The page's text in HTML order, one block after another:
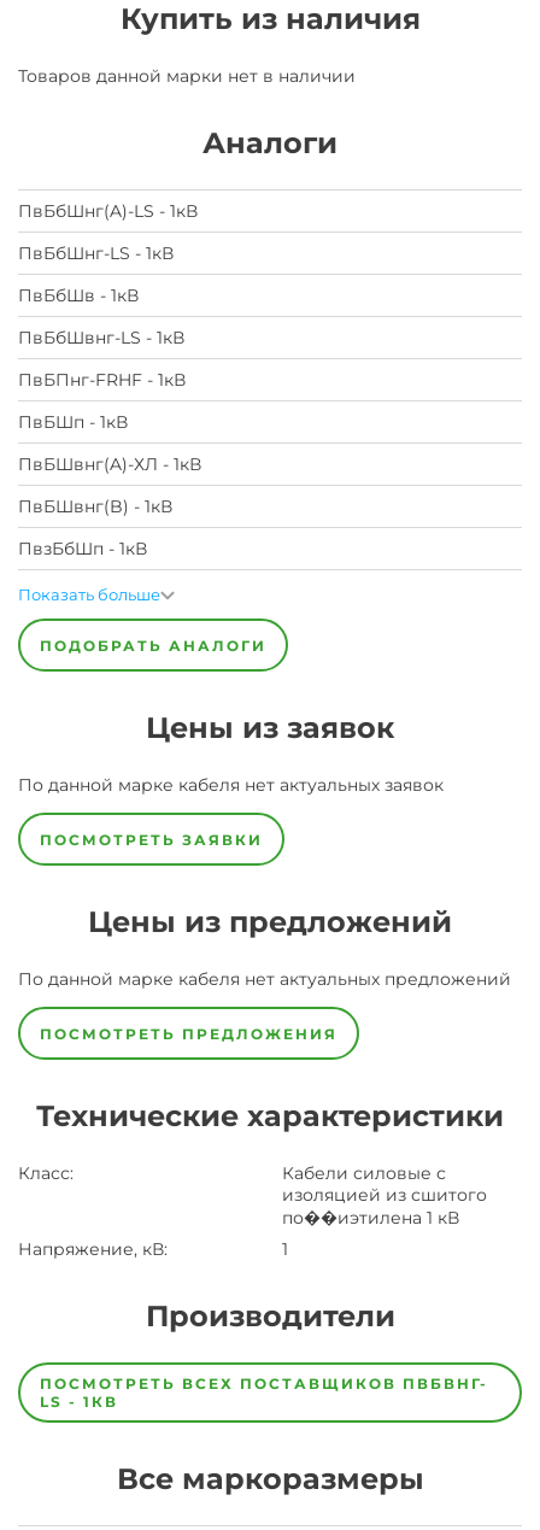
Купить из наличия
Товаров данной марки нет в наличии
Аналоги
ПвБбШнг(A)-LS - 1кВ
ПвБбШнг-LS - 1кВ
ПвБбШв - 1кВ
ПвБбШвнг-LS - 1кВ
ПвБПнг-FRHF - 1кВ
ПвБШп - 1кВ
ПвБШвнг(A)-ХЛ - 1кВ
ПвБШвнг(B) - 1кВ
ПвзБбШп - 1кВ
Показать больше
ПОДОБРАТЬ АНАЛОГИ
Цены из заявок
По данной марке кабеля нет актуальных заявок
ПОСМОТРЕТЬ ЗАЯВКИ
Цены из предложений
По данной марке кабеля нет актуальных предложений
ПОСМОТРЕТЬ ПРЕДЛОЖЕНИЯ
Технические характеристики
Класс:
Кабели силовые с
изоляцией из сшитого
по��иэтилена 1 кВ
Напряжение, кВ: 1
Производители
Завод Завод-
изготовитель
предпочел
на
ПОСМОТРЕТЬ ВСЕХ ПОСТАВЩИКОВ ПВБВНГ-
LS - 1КВ
Все маркоразмеры